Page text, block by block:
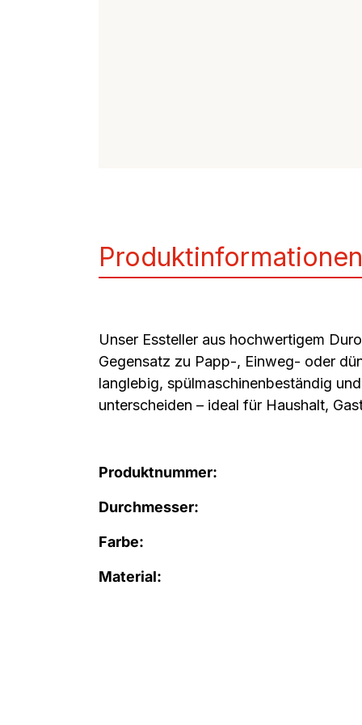
Produktinformationen
Unser Essteller aus hochwertigem
Gegensatz zu Papp-, Einweg- oder
langlebig, spülmaschinenbeständig
unterscheiden – ideal für Haushalt,
Produktnummer:
Durchmesser:
Farbe:
Material: